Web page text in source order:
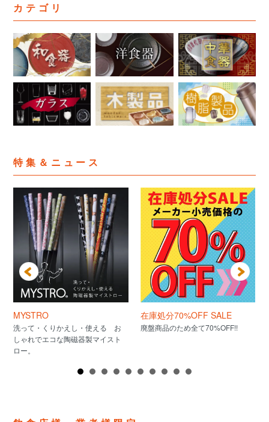
カテゴリ
特集＆ニュース
MYSTRO
洗って・くりかえし・使える お
しゃれでエコな陶磁器製マイスト
ロー。
在庫処分70%OFF SALE
廃盤商品のため全て70%OFF!!